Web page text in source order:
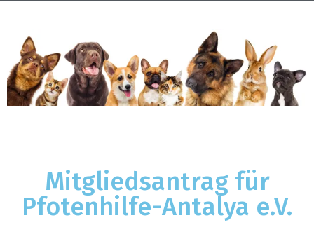
Mitgliedsantrag für
Pfotenhilfe-Antalya e.V.